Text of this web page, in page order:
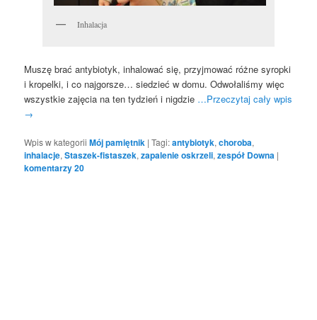
Inhalacja
Muszę brać antybiotyk, inhalować się, przyjmować różne syropki
i kropelki, i co najgorsze… siedzieć w domu. Odwołaliśmy więc
wszystkie zajęcia na ten tydzień i nigdzie …Przeczytaj cały wpis
→
Wpis w kategoriiMój pamiętnik |Tagi:antybiotyk,choroba,
inhalacje,Staszek-fistaszek,zapalenie oskrzeli,zespół Downa |
komentarzy20